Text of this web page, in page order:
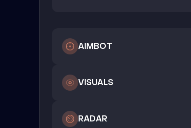
AIMBOT
VISUALS
RADAR